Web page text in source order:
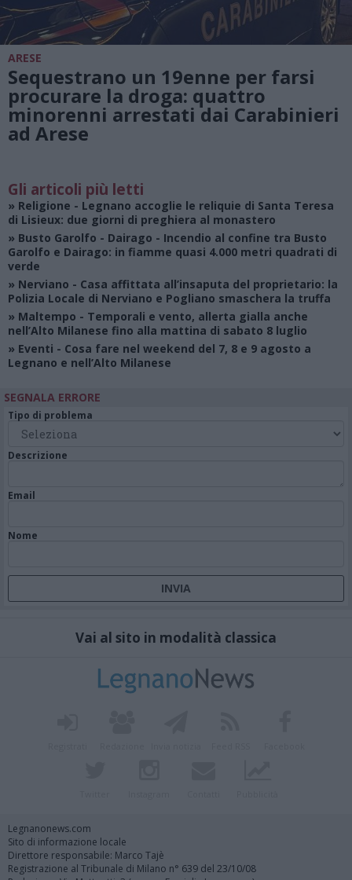
ARESE
Sequestrano un 19enne per farsi
procurare la droga: quattro
minorenni arrestati dai Carabinieri
ad Arese
Gli articoli più letti
» Religione - Legnano accoglie le reliquie di Santa Teresa
di Lisieux: due giorni di preghiera al monastero
» Busto Garolfo - Dairago - Incendio al confine tra Busto
Garolfo e Dairago: in fiamme quasi 4.000 metri quadrati di
verde
» Nerviano - Casa affittata all’insaputa del proprietario: la
Polizia Locale di Nerviano e Pogliano smaschera la truffa
» Maltempo - Temporali e vento, allerta gialla anche
nell’Alto Milanese fino alla mattina di sabato 8 luglio
» Eventi - Cosa fare nel weekend del 7, 8 e 9 agosto a
Legnano e nell’Alto Milanese
SEGNALA ERRORE
Tipo di problema
Descrizione
Email
Nome
Vai al sito in modalità classica
Legnanonews.com
Sito di informazione locale
Direttore responsabile: Marco Tajè
Registrazione al Tribunale di Milano n° 639 del 23/10/08